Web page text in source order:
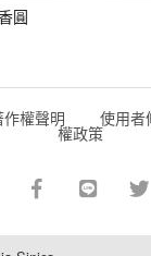
圓
作權聲明 使用者
權政策